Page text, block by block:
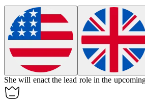
She will enact the lead role in the